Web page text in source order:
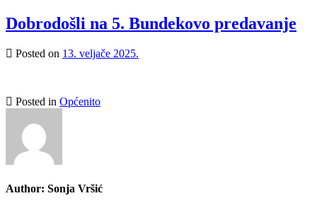
Dobrodošli na 5. Bundekovo predavanje
Posted on 13. veljače 2025.
Posted in Općenito
Author: Sonja Vršić